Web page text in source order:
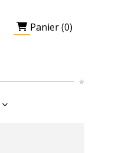
Panier (0)